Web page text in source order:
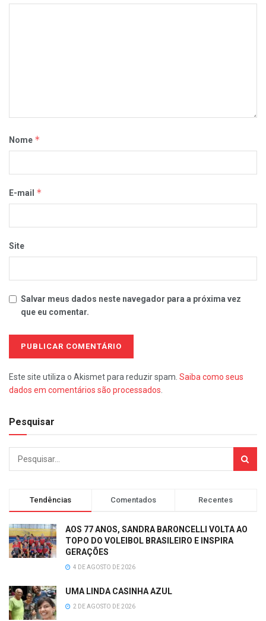
Nome *
E-mail *
Site
Salvar meus dados neste navegador para a próxima vez
que eu comentar.
Este site utiliza o Akismet para reduzir spam. Saiba como seus
dados em comentários são processados
Pesquisar
Tendências Comentados Recentes
AOS 77 ANOS, SANDRA BARONCELLI VOLTA AO
TOPO DO VOLEIBOL BRASILEIRO E INSPIRA
GERAÇÕES
4 DE AGOSTO DE 2026
UMA LINDA CASINHA AZUL
2 DE AGOSTO DE 2026